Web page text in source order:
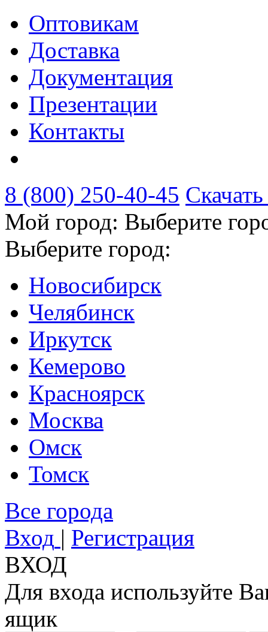
Оптовикам
Доставка
Документация
Презентации
Контакты
8 (800) 250-40-45
Мой город: Выберите
Выберите город:
Новосибирск
Челябинск
Иркутск
Кемерово
Красноярск
Москва
Омск
Томск
Все города
Вход | Регистрация
ВХОД
Для входа используйте
ящик